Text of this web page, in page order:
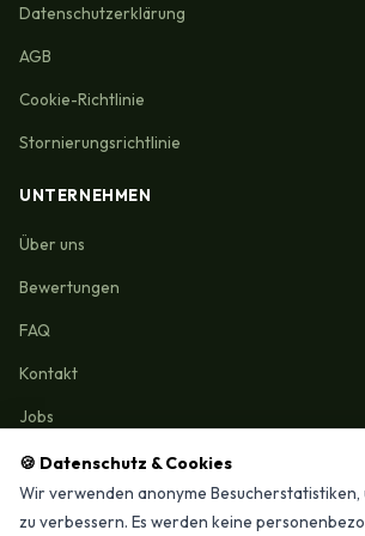
🍪 Datenschutz & Cookies
Wir verwenden anonyme Besucherstatistiken,
zu verbessern. Es werden keine
Datenschutzerklärung
AGB
Cookie-Richtlinie
Stornierungsrichtlinie
UNTERNEHMEN
Über uns
Bewertungen
FAQ
Kontakt
Jobs